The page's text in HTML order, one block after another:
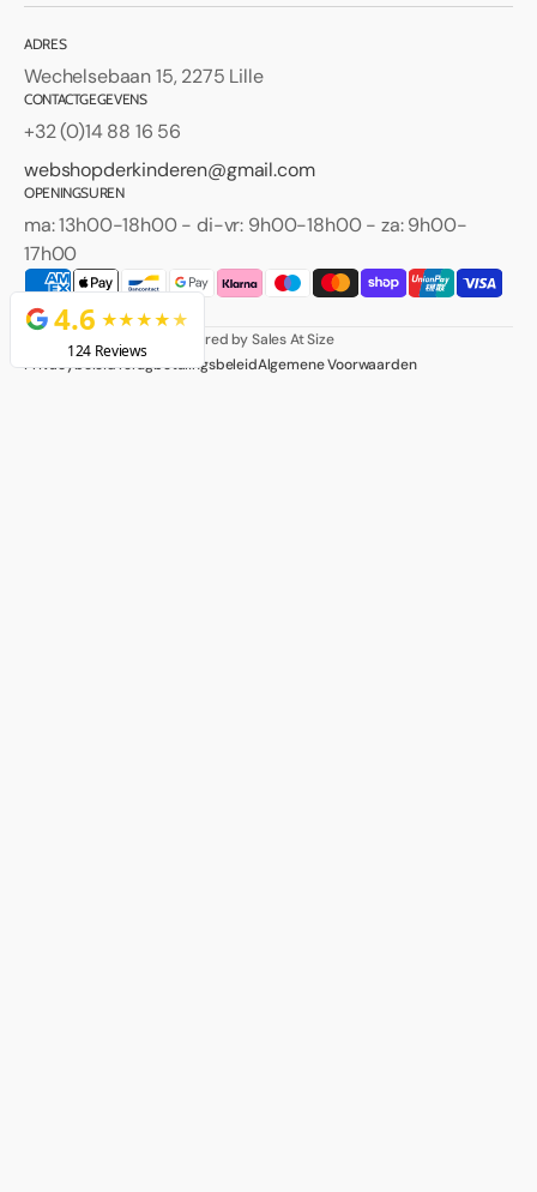
ADRES
Wechelsebaan 15, 2275 Lille
CONTACTGEGEVENS
+32 (0)14 88 16 56
webshopderkinderen@gmail.com
OPENINGSUREN
ma: 13h00-18h00 - di-vr: 9h00-18h00 - za: 9h00-
17h00
Facebook
Instagram
Powered by Sales At Size
PrivacybeleidTerugbetalingsbeleidAlgemene Voorwaarden